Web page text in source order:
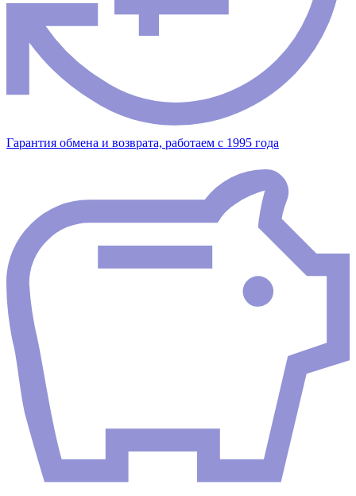
Гарантия обмена и возврата, работаем с 1995 года